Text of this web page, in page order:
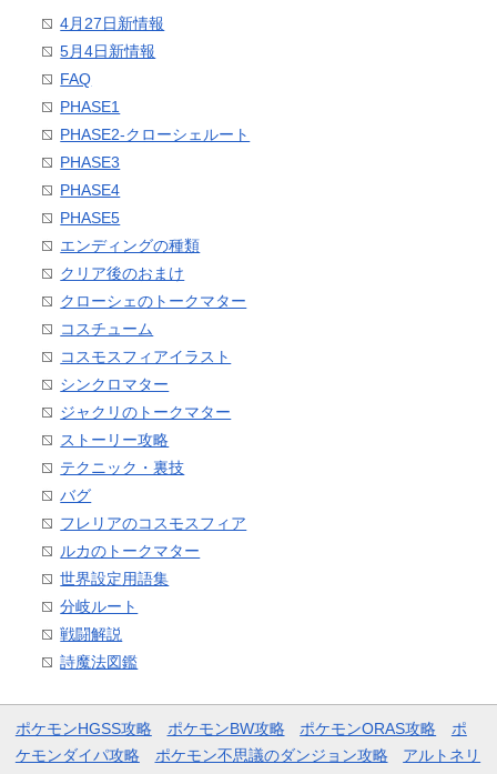
4月27日新情報
5月4日新情報
FAQ
PHASE1
PHASE2-クローシェルート
PHASE3
PHASE4
PHASE5
エンディングの種類
クリア後のおまけ
クローシェのトークマター
コスチューム
コスモスフィアイラスト
シンクロマター
ジャクリのトークマター
ストーリー攻略
テクニック・裏技
バグ
フレリアのコスモスフィア
ルカのトークマター
世界設定用語集
分岐ルート
戦闘解説
詩魔法図鑑
ポケモンHGSS攻略 ポケモンBW攻略 ポケモンORAS攻略
ポ
ケモンダイパ攻略
ポケモン不思議のダンジョン攻略
アルトネリ